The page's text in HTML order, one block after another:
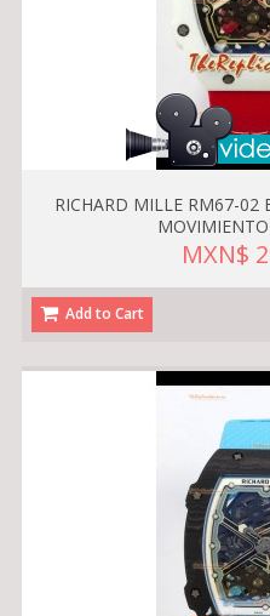
RICHARD MILLE RM67-02
MXN$
Add to Cart